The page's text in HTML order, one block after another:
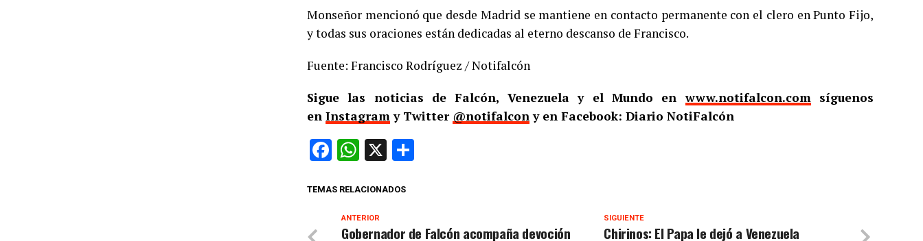
Monseñor mencionó que desde Madrid se mantiene en contacto permanente con el clero en Punto Fijo,
y todas sus oraciones están dedicadas al eterno descanso de Francisco.
Fuente: Francisco Rodríguez / Notifalcón
Sigue las noticias de Falcón, Venezuela y el Mundo enwww.notifalcon.comsíguenos
en Instagramy Twitter @notifalcony en Facebook: Diario NotiFalcón
Facebook
WhatsApp
X
TEMAS RELACIONADOS
SIGUIENTE
Chirinos: El Papa le dejó a Venezuela
ANTERIOR
Gobernador de Falcón acompaña devoción